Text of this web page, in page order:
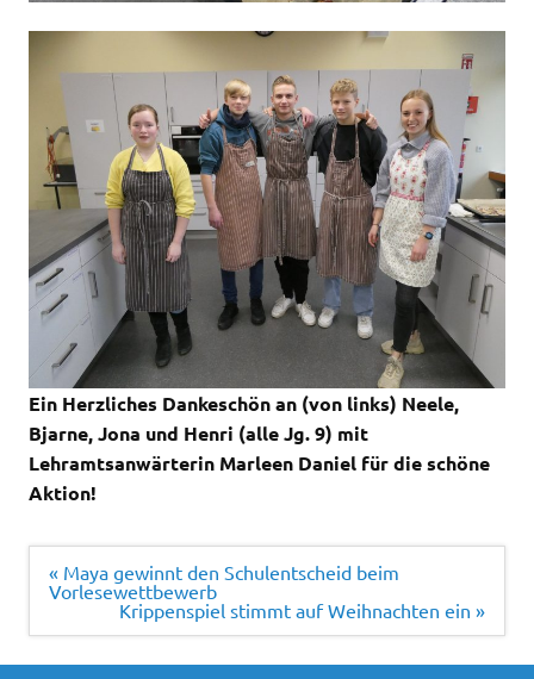
Ein Herzliches Dankeschön an (von links) Neele,
Bjarne, Jona und Henri (alle Jg. 9) mit
Lehramtsanwärterin Marleen Daniel für die schöne
Aktion!
Beitragsnavigation
« Maya gewinnt den Schulentscheid beim
Vorlesewettbewerb
Krippenspiel stimmt auf Weihnachten ein »